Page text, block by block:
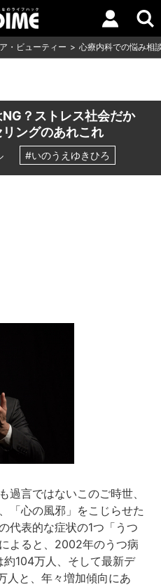
・ビューティー 心療内科での悩み相
？ストレス社会だか
ングのあれこれ
#いのうえゆきひろ
言ではないこのご時世、
「心の風邪」をこじらせた
代表的な症状の1つ「うつ
よると、2002年のうつ病
104万人、そして最新デ
人と、年々増加傾向にあ